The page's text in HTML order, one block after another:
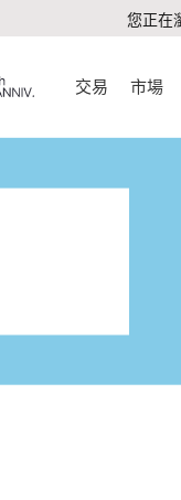
您正在
交易 市場